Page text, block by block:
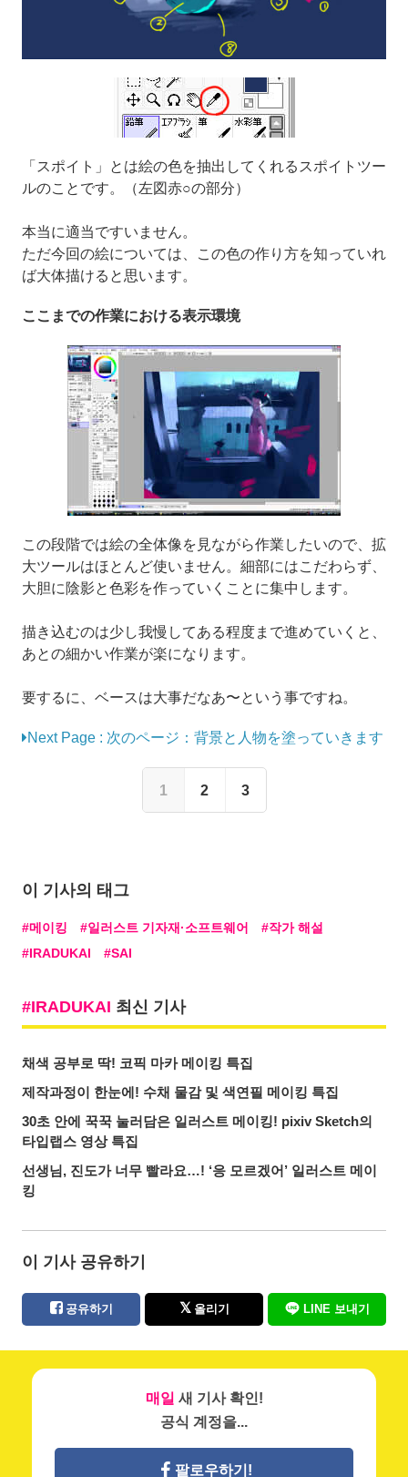
「スポイト」とは絵の色を抽出してくれるスポイトツー
ルのことです。（左図赤○の部分）
本当に適当ですいません。
ただ今回の絵については、この色の作り方を知っていれ
ば大体描けると思います。
ここまでの作業における表示環境
この段階では絵の全体像を見ながら作業したいので、拡
大ツールはほとんど使いません。細部にはこだわらず、
大胆に陰影と色彩を作っていくことに集中します。
描き込むのは少し我慢してある程度まで進めていくと、
あとの細かい作業が楽になります。
要するに、ベースは大事だなあ〜という事ですね。
Next Page : 次のページ：背景と人物を塗っていきます
1 2 3
이 기사의 태그
메이킹 일러스트 기자재·소프트웨어
작가 해설
IRADUKAI
SAI
IRADUKAI 최신 기사
채색 공부로 딱! 코픽 마카 메이킹 특집
제작과정이 한눈에! 수채 물감 및 색연필 메이킹 특집
30초 안에 꾹꾹 눌러담은 일러스트 메이킹! pixiv Sketch의
타입랩스 영상 특집
선생님, 진도가 너무 빨라요…! ‘응 모르겠어’ 일러스트 메이
킹
이 기사 공유하기
공유하기 올리기 LINE 보내기
매일 새 기사 확인!
공식 계정을...
팔로우하기!